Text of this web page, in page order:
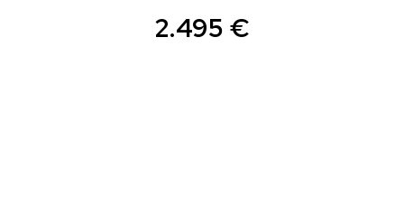
2.495 €